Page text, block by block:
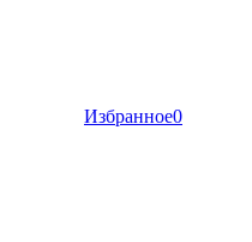
Избранное0